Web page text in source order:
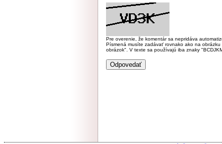
Pre overenie, že komentár sa nepridáva
Písmená musíte zadávať rovnako ako na
obrázok". V texte sa používajú iba znaky